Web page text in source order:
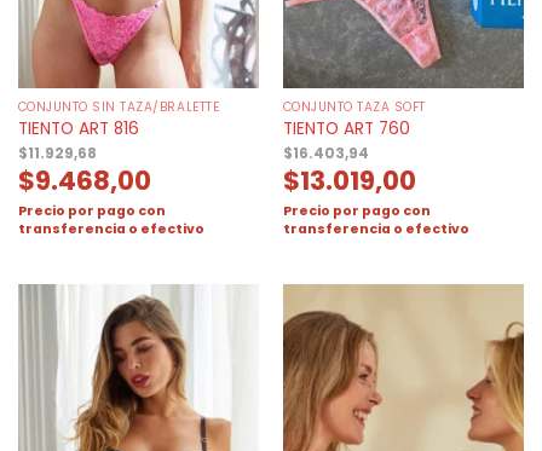
CONJUNTO SIN TAZA/BRALETTE
TIENTO ART 816
$11.929,68
$9.468,00
Precio por pago con
transferencia o efectivo
CONJUNTO TAZA SOFT
TIENTO ART 760
$16.403,94
$13.019,00
Precio por pago con
transferencia o efectivo